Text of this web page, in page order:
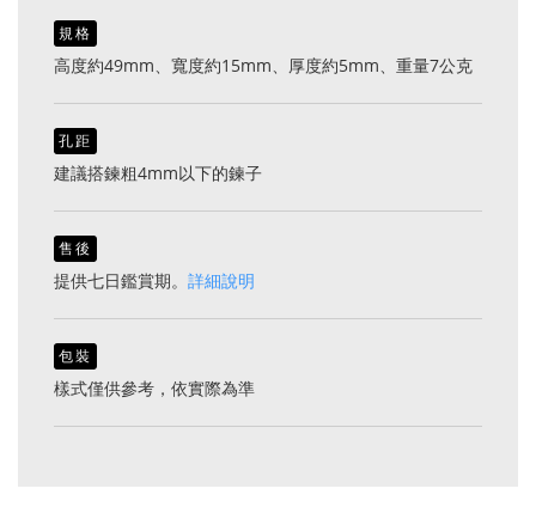
規格
高度約49mm、寬度約15mm、厚度約5mm、重量7公克
孔距
建議搭鍊粗4mm以下的鍊子
售後
提供七日鑑賞期。 詳細說明
包裝
樣式僅供參考，依實際為準